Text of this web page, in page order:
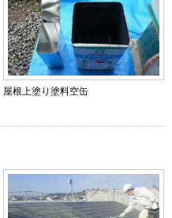
屋根上塗り塗料空缶